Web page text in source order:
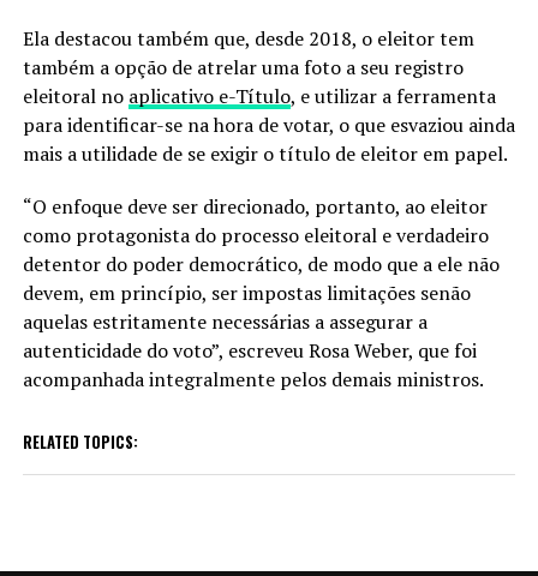
Ela destacou também que, desde 2018, o eleitor tem
também a opção de atrelar uma foto a seu registro
eleitoral no aplicativo e-Título, e utilizar a ferramenta
para identificar-se na hora de votar, o que esvaziou ainda
mais a utilidade de se exigir o título de eleitor em papel.
“O enfoque deve ser direcionado, portanto, ao eleitor
como protagonista do processo eleitoral e verdadeiro
detentor do poder democrático, de modo que a ele não
devem, em princípio, ser impostas limitações senão
aquelas estritamente necessárias a assegurar a
autenticidade do voto”, escreveu Rosa Weber, que foi
acompanhada integralmente pelos demais ministros.
RELATED TOPICS: